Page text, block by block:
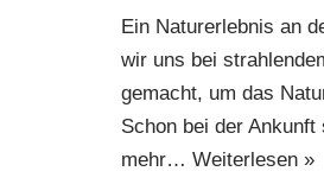
Ein Naturerlebnis an
wir uns bei
gemacht, um das
Schon bei der
mehr… Weiterlesen »